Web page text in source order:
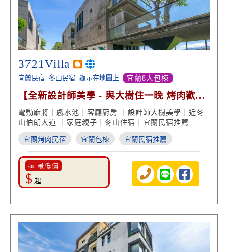
3721Villa
宜蘭民宿 冬山民宿 顯示在地圖上 宜蘭8人包棟
【全新設計師美學 - 與大樹住一晚 烤肉歡唱
絕美景致】
電動麻將｜戲水池｜客廳廚房 ｜設計師大樹美學｜近冬
山伯朗大道 ｜家庭親子｜冬山住宿｜宜蘭民宿推薦
宜蘭烤肉民宿 宜蘭包棟 宜蘭民宿推薦
📣 最低價
$ 起